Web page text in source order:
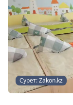
Сурет: Zakon.kz